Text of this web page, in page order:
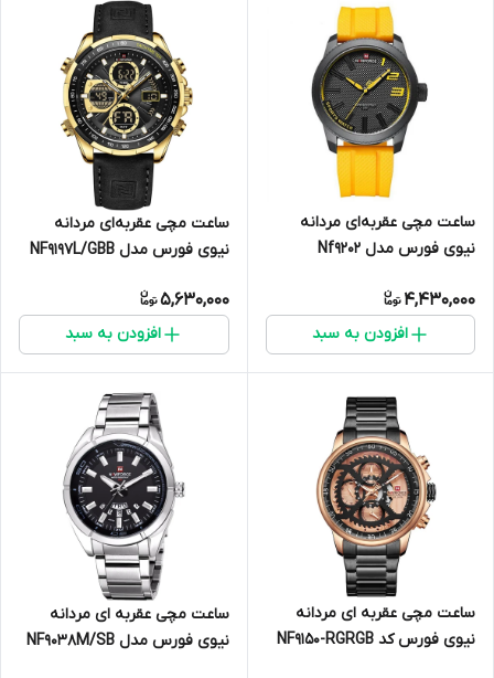
ساعت مچی عقربه‌ای مردانه
نیوی فورس مدل Nf9202
4,430,000
افزودن به سبد
ساعت مچی عقربه‌ای مردانه
نیوی فورس مدل NF9197L/GBB
5,630,000
افزودن به سبد
ساعت مچی عقربه ای مردانه
نیوی فورس کد NF9150-RGRGB
ساعت مچی عقربه ای مردانه
نیوی فورس مدل NF9038M/SB